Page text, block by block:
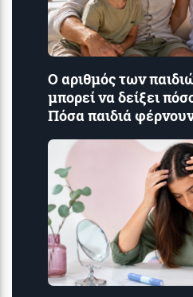
Ο αριθμός των
μπορεί να δείξει
Πόσα παιδιά